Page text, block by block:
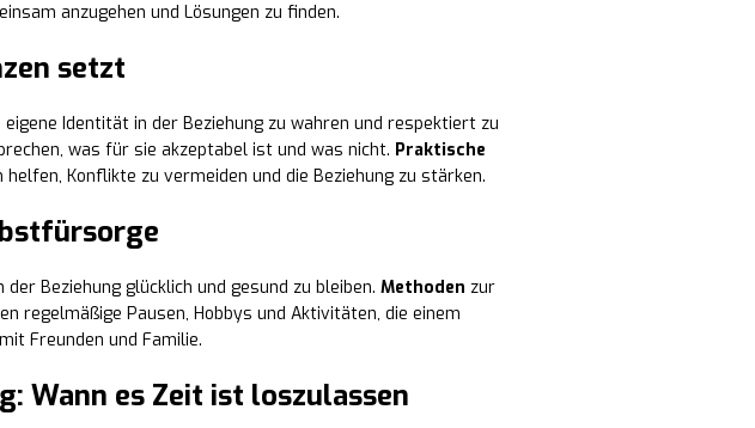
anzugehen und Lösungen zu finden.
setzt
Identität in der Beziehung zu wahren und respektiert zu
was für sie akzeptabel ist und was nicht. Praktische
helfen, Konflikte zu vermeiden und die Beziehung zu stärken.
Beziehung glücklich und gesund zu bleiben. Methoden zur
regelmäßige Pausen, Hobbys und Aktivitäten, die einem
Freunden und Familie.
Wann es Zeit ist loszulassen